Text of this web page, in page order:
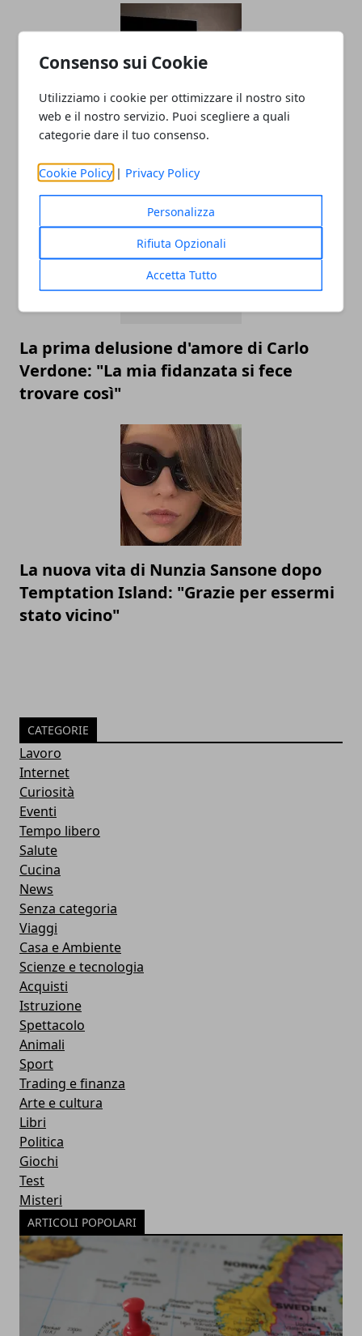
Consenso sui Cookie
Utilizziamo i cookie per ottimizzare il nostro sito
web e il nostro servizio. Puoi scegliere a quali
categorie dare il tuo consenso.
Cookie Policy | Privacy Policy
Personalizza
Rifiuta Opzionali
Accetta Tutto
Le serie TV più famose da vedere su
Netflix
La prima delusione d'amore di Carlo
Verdone: "La mia fidanzata si fece
trovare così"
La nuova vita di Nunzia Sansone dopo
Temptation Island: "Grazie per essermi
stato vicino"
CATEGORIE
Lavoro
Internet
Curiosità
Eventi
Tempo libero
Salute
Cucina
News
Senza categoria
Viaggi
Casa e Ambiente
Scienze e tecnologia
Acquisti
Istruzione
Spettacolo
Animali
Sport
Trading e finanza
Arte e cultura
Libri
Politica
Giochi
Test
Misteri
ARTICOLI POPOLARI